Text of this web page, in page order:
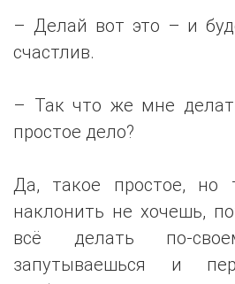
– Делай вот это – и
счастлив.
– Так что же мне
простое дело?
Да, такое простое,
наклонить не хочешь,
всё делать по-
запутываешься и